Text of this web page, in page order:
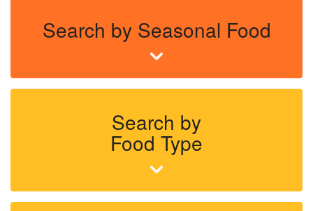
Search by Seasonal Food
Search by
Food Type